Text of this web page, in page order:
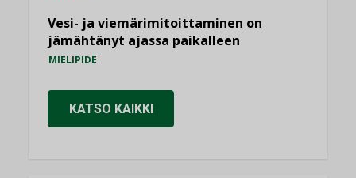
Vesi- ja viemärimitoittaminen on
jämähtänyt ajassa paikalleen
MIELIPIDE
KATSO KAIKKI